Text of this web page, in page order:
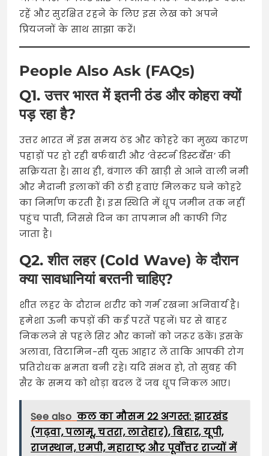
रहें और सुरक्षित रहने के लिए इस लेख को अपने
प्रियजनों के साथ साझा करें।
People Also Ask (FAQs)
Q1. उत्तर भारत में इतनी ठंड और कोहरा क्यों
पड़ रहा है?
उत्तर भारत में इस समय ठंड और कोहरे का मुख्य कारण
पहाड़ों पर हो रही बर्फबारी और ‘वेस्टर्न डिस्टर्बेंस’ की
सक्रियता है। साथ ही, बंगाल की खाड़ी से आने वाली नमी
और मैदानी इलाकों की ठंडी हवाएं मिलकर घने कोहरे
का निर्माण करती हैं। इस स्थिति में धूप जमीन तक नहीं
पहुंच पाती, जिससे दिन का तापमान भी काफी गिर
जाता है।
Q2. शीत लहर (Cold Wave) के दौरान
क्या सावधानियां बरतनी चाहिए?
शीत लहर के दौरान शरीर को गर्म रखना अनिवार्य है।
हमेशा ऊनी कपड़ों की कई परतें पहनें। घर से बाहर
निकलने से पहले सिर और कानों को जरूर ढकें। इसके
अलावा, विटामिन-सी युक्त आहार लें ताकि आपकी रोग
प्रतिरोधक क्षमता बनी रहे। यदि संभव हो, तो सुबह की
सैर के समय को थोड़ा बदल दें जब धूप निकल आए।
See also कल का मौसम 22 अगस्त: झारखंड
(गढ़वा, पलामू, चतरा, लातेहार), बिहार, यूपी,
राजस्थान, एमपी, महाराष्ट्र और पूर्वोत्तर राज्यों में